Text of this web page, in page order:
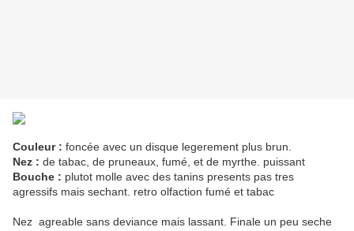
Couleur : foncée avec un disque legerement plus brun.
Nez : de tabac, de pruneaux, fumé, et de myrthe. puissant
Bouche : plutot molle avec des tanins presents pas tres
agressifs mais sechant. retro olfaction fumé et tabac
Nez agreable sans deviance mais lassant. Finale un peu seche